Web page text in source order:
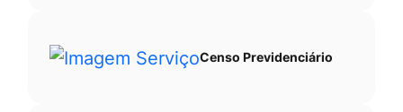
Censo Previdenciário